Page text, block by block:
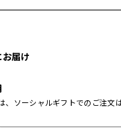
届け
ソーシャルギフトでのご注文は